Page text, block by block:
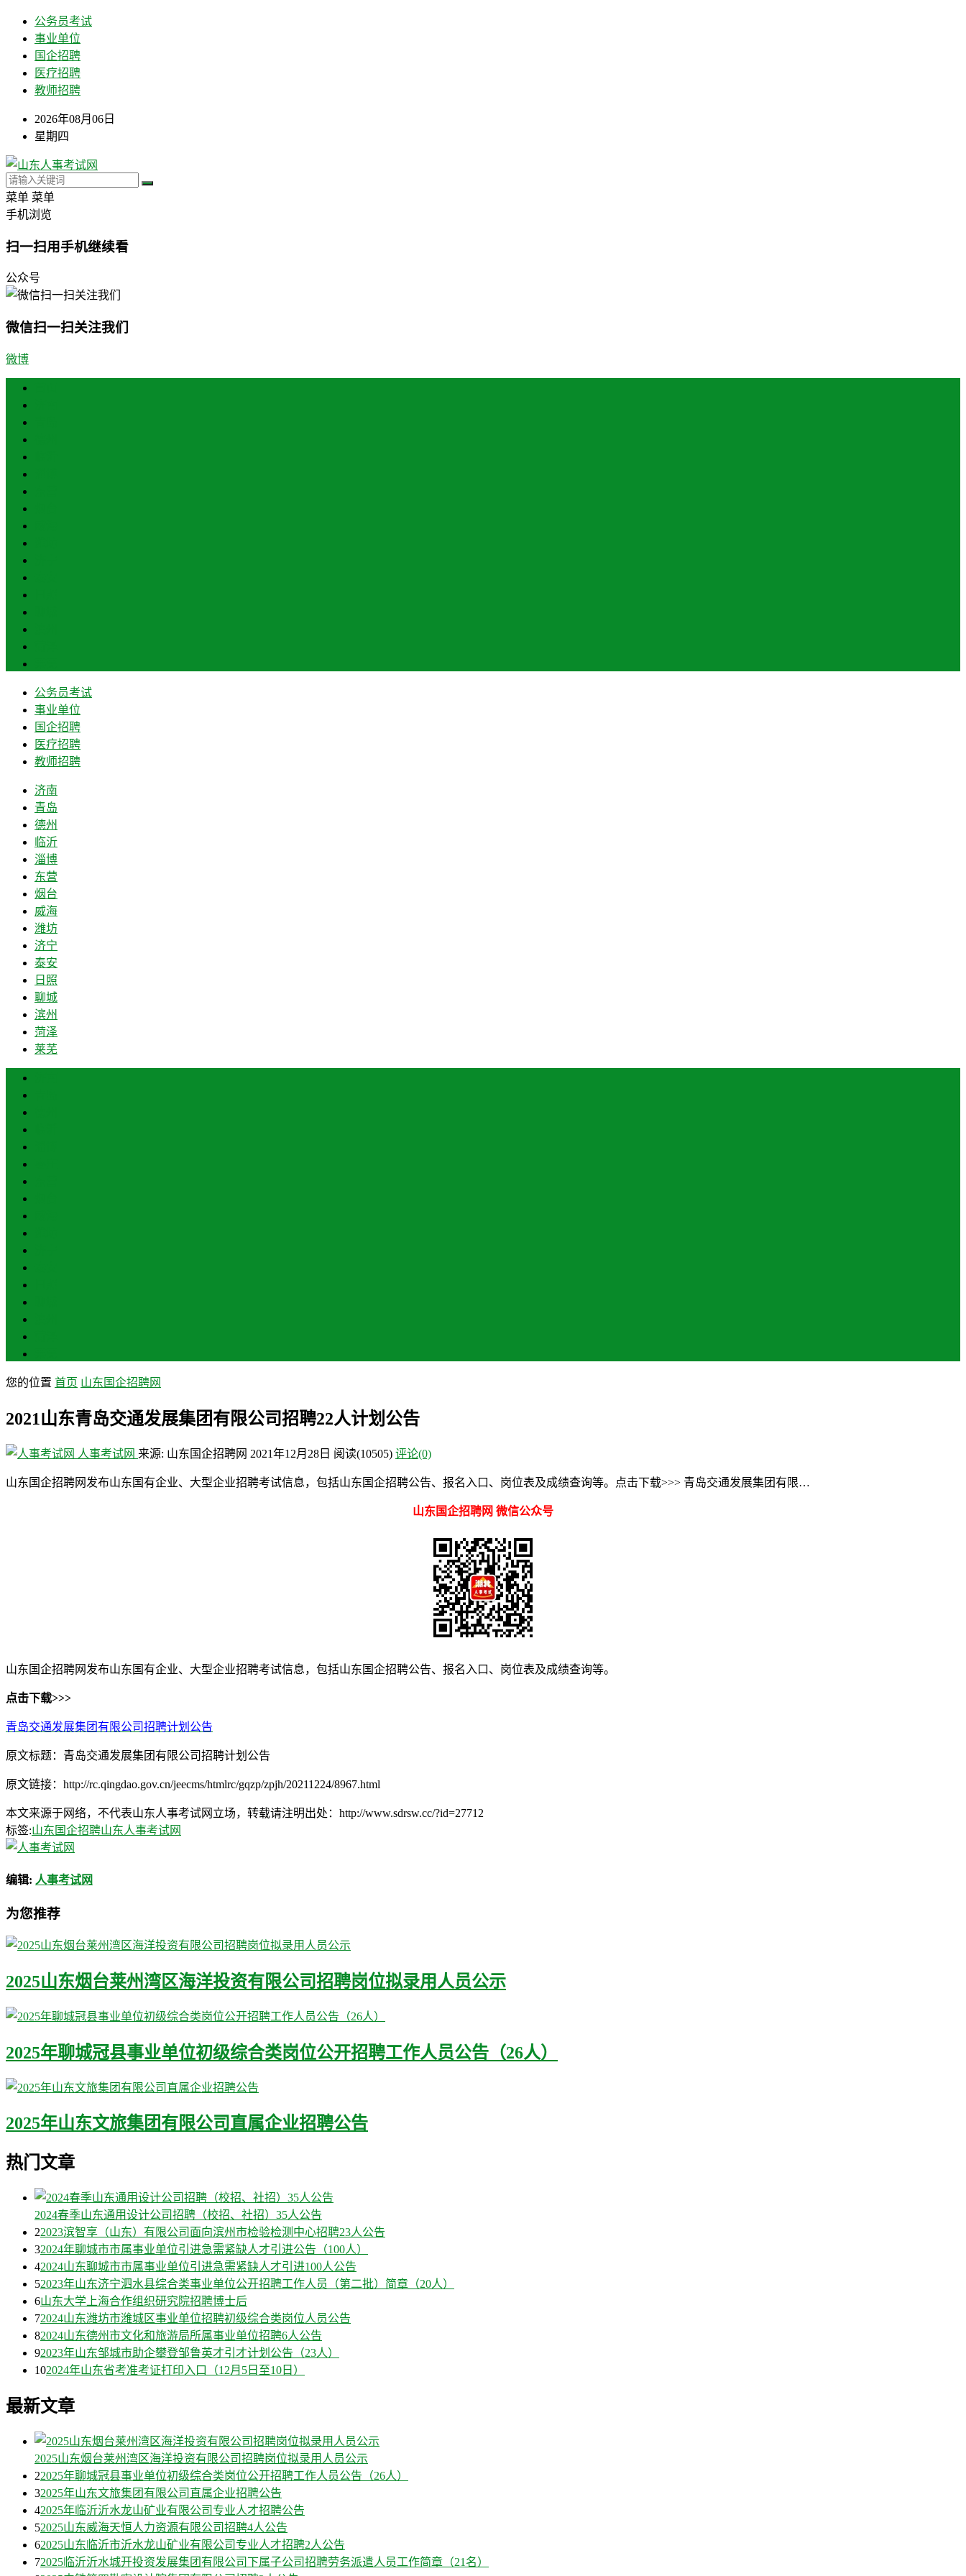
公务员考试
事业单位
国企招聘
医疗招聘
教师招聘
2026年08月06日
星期四
菜单 菜单
手机浏览
扫一扫用手机继续看
公众号
微信扫一扫关注我们
微博
公务员考试
事业单位
国企招聘
医疗招聘
教师招聘
济南
青岛
德州
临沂
淄博
东营
烟台
威海
潍坊
济宁
泰安
日照
聊城
滨州
菏泽
莱芜
您的位置 首页 山东国企招聘网
2021山东青岛交通发展集团有限公司招聘22人计划公告
人事考试网 来源: 山东国企招聘网 2021年12月28日 阅读(10505) 评论(0)
山东国企招聘网发布山东国有企业、大型企业招聘考试信息，包括山东国企招聘公告、报名入口、岗位表及成绩查询等。点击下载>>> 青岛交通发展集团有限…
山东国企招聘网 微信公众号
山东国企招聘网发布山东国有企业、大型企业招聘考试信息，包括山东国企招聘公告、报名入口、岗位表及成绩查询等。
点击下载>>>
青岛交通发展集团有限公司招聘计划公告
原文标题：青岛交通发展集团有限公司招聘计划公告
原文链接：http://rc.qingdao.gov.cn/jeecms/htmlrc/gqzp/zpjh/20211224/8967.html
本文来源于网络，不代表山东人事考试网立场，转载请注明出处：http://www.sdrsw.cc/?id=27712
标签:山东国企招聘山东人事考试网
编辑: 人事考试网
为您推荐
2025山东烟台莱州湾区海洋投资有限公司招聘岗位拟录用人员公示
2025年聊城冠县事业单位初级综合类岗位公开招聘工作人员公告（26人）
2025年山东文旅集团有限公司直属企业招聘公告
热门文章
2024春季山东通用设计公司招聘（校招、社招）35人公告
22023滨智享（山东）有限公司面向滨州市检验检测中心招聘23人公告
32024年聊城市市属事业单位引进急需紧缺人才引进公告（100人）
42024山东聊城市市属事业单位引进急需紧缺人才引进100人公告
52023年山东济宁泗水县综合类事业单位公开招聘工作人员（第二批）简章（20人）
6山东大学上海合作组织研究院招聘博士后
72024山东潍坊市潍城区事业单位招聘初级综合类岗位人员公告
82024山东德州市文化和旅游局所属事业单位招聘6人公告
92023年山东邹城市助企攀登邹鲁英才引才计划公告（23人）
102024年山东省考准考证打印入口（12月5日至10日）
最新文章
2025山东烟台莱州湾区海洋投资有限公司招聘岗位拟录用人员公示
22025年聊城冠县事业单位初级综合类岗位公开招聘工作人员公告（26人）
32025年山东文旅集团有限公司直属企业招聘公告
42025年临沂沂水龙山矿业有限公司专业人才招聘公告
52025山东威海天恒人力资源有限公司招聘4人公告
62025山东临沂市沂水龙山矿业有限公司专业人才招聘2人公告
72025临沂沂水城开投资发展集团有限公司下属子公司招聘劳务派遣人员工作简章（21名）